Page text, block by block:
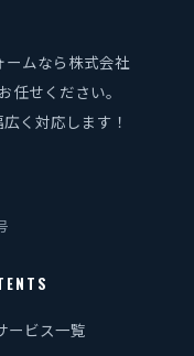
ームなら株式会社
任せください。
く対応します！
ービス一覧